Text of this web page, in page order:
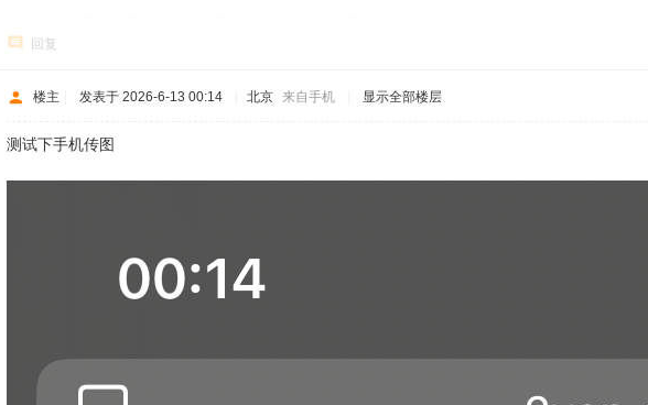
回复
楼主 发表于 2026-6-13 00:14 北京 来自手机 显示全部楼层
测试下手机传图